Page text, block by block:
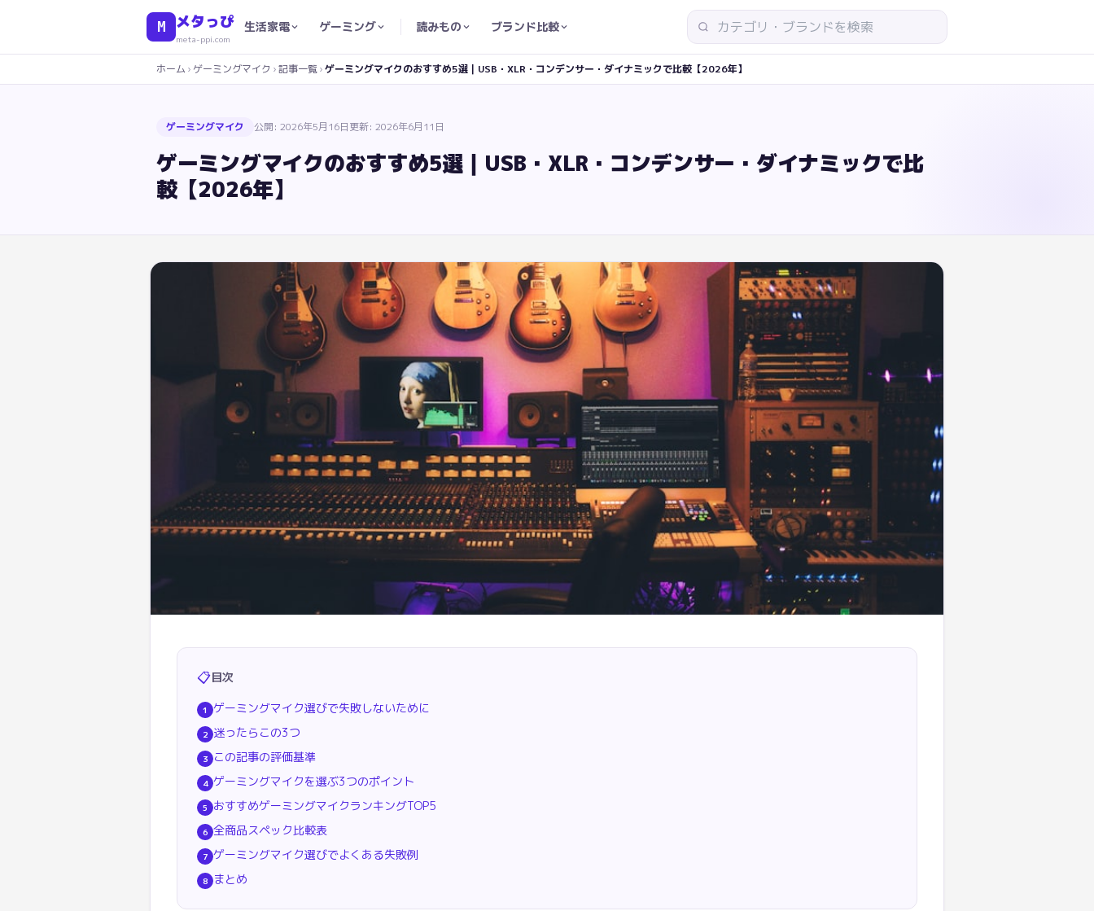
M メタっぴ
meta-ppi.com
生活家電 ゲーミング 読みもの ブランド比較
ホーム › ゲーミングマイク ›記事一覧›ゲーミングマイクのおすすめ5選｜USB・XLR・コンデンサー・ダイナミックで比較【2026年】
ゲーミングマイク 公開: 2026年5月16日更新: 2026年6月11日
ゲーミングマイクのおすすめ5選｜USB・XLR・コンデンサー・ダイナミックで比
較【2026年】
📋目次
1 ゲーミングマイク選びで失敗しないために
2 迷ったらこの3つ
3 この記事の評価基準
4 ゲーミングマイクを選ぶ3つのポイント
5 おすすめゲーミングマイクランキングTOP5
6 全商品スペック比較表
7 ゲーミングマイク選びでよくある失敗例
8 まとめ